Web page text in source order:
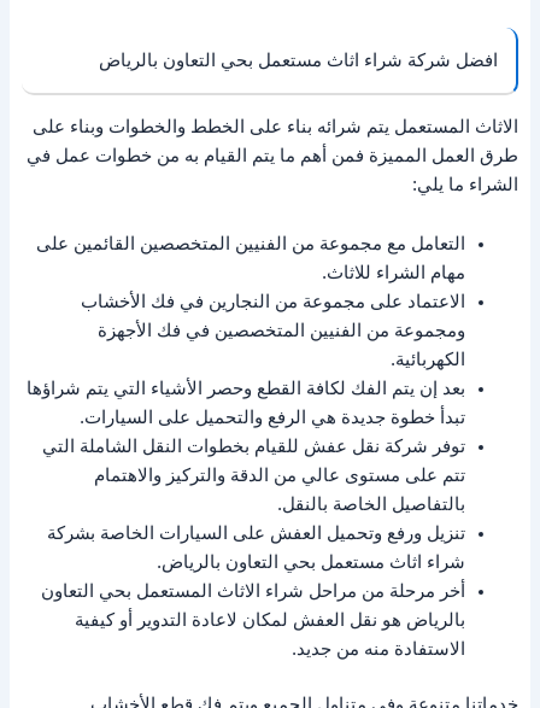
افضل شركة شراء اثاث مستعمل بحي التعاون بالرياض
الاثاث المستعمل يتم شرائه بناء على الخطط والخطوات وبناء على
طرق العمل المميزة فمن أهم ما يتم القيام به من خطوات عمل في
الشراء ما يلي:
التعامل مع مجموعة من الفنيين المتخصصين القائمين على
مهام الشراء للاثاث.
الاعتماد على مجموعة من النجارين في فك الأخشاب
ومجموعة من الفنيين المتخصصين في فك الأجهزة
الكهربائية.
بعد إن يتم الفك لكافة القطع وحصر الأشياء التي يتم شراؤها
تبدأ خطوة جديدة هي الرفع والتحميل على السيارات.
توفر شركة نقل عفش للقيام بخطوات النقل الشاملة التي
تتم على مستوى عالي من الدقة والتركيز والاهتمام
بالتفاصيل الخاصة بالنقل.
تنزيل ورفع وتحميل العفش على السيارات الخاصة بشركة
شراء اثاث مستعمل بحي التعاون بالرياض.
أخر مرحلة من مراحل شراء الاثاث المستعمل بحي التعاون
بالرياض هو نقل العفش لمكان لاعادة التدوير أو كيفية
الاستفادة منه من جديد.